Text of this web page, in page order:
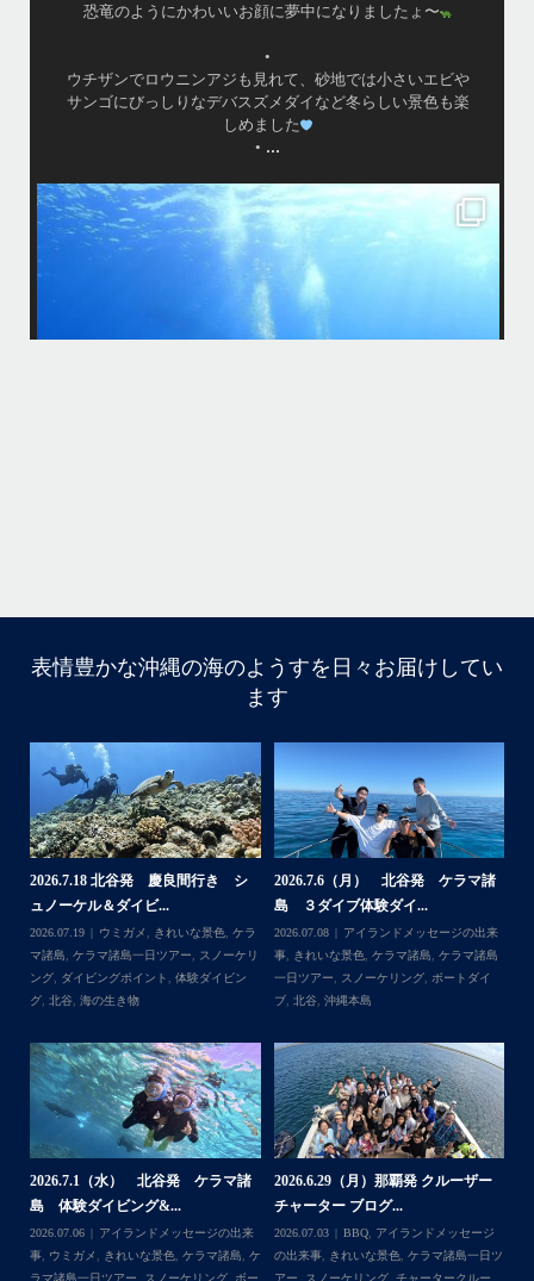
恐竜のようにかわいいお顔に夢中になりましたょ〜
•
ウチザンでロウニンアジも見れて、砂地では小さいエビや
サンゴにびっしりなデバスズメダイなど冬らしい景色も楽
しめました
• ...
island.message
はいさ〜い
今回は家族でご参加頂きました
海になかなか入ってくれなくて苦戦
でも途中からガンガン入ってくれ良かった
大人は全員ダイビング！！！
カメも全員会えてよかった
今回の船はほかの船が行かないところなのでカメが人馴れしてなくてス
グに逃げられる
はいさ〜い
今回は家族でご参加頂きました
でも途中からガンガン入ってくれ良かった
カメも全員会えてよかった
今回の船はほかの船が行かないところなのでカメが人馴れ
してなくてスグに逃げられる
ホワイトチップも近くまで寄ってきて怖かった
家族の集合写真はいいね
次回は夏！お待ちしてます
Follow on Instagram
表情豊かな沖縄の海のようすを日々お届けしてい
ます
2026.6.22（月） 北谷発 ケラマ諸
島 体験ダイビング...
2026.06.30
アイランドメッセージの出来
事,ウミガメ,きれいな景色,ケラマ諸島, ケ
ラマ諸島一日ツアー, スノーケリング,ナガ
ンヌ島,ボートダイブ
2026.6.18 北谷発 慶良間行き 体
験ダイビングブログ
2026.06.18 きれいな景色 ,ケラマ諸島,ケ
ラマ諸島一日ツアー,スノーケリング,ダイ
ビングポイント, 体験ダイビング, 北谷
2026.6.17（水）北谷発 クルーザー
チャーター ブログ...
2026.06.17 BBQ,アイランドメッセージ
の出来事,きれいな景色 ,チャータークルー
2026.6.12（金） 北谷発 ケラマ諸
島 シュノーケリン...
2026.06.14
アイランドメッセージの出来
事,ウミガメ,きれいな景色,ケラマ諸島,